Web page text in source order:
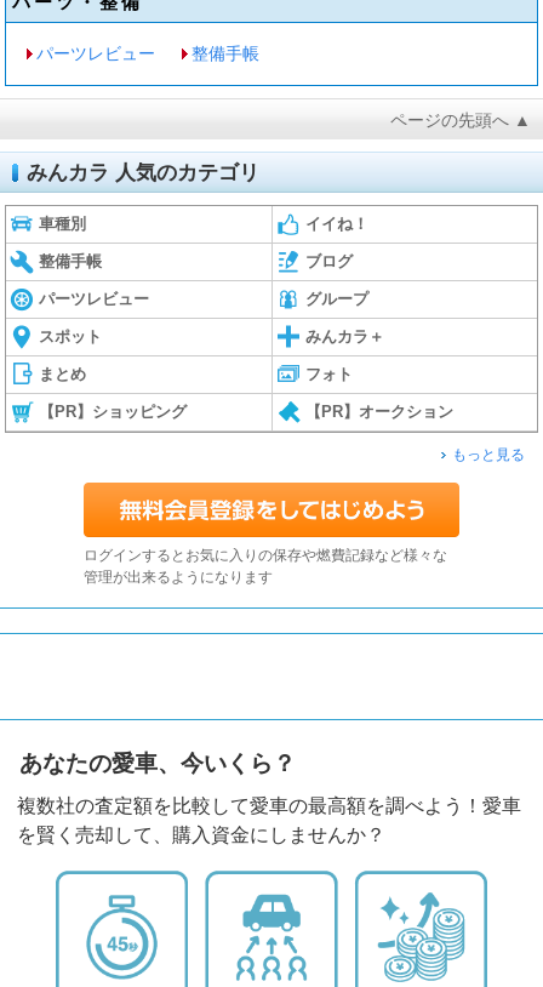
パーツレビュー 整備手帳
ページの先頭へ ▲
みんカラ 人気のカテゴリ
車種別 イイね！
整備手帳 ブログ
パーツレビュー グループ
スポット みんカラ＋
まとめ フォト
【PR】ショッピング 【PR】オークション
もっと見る
ログインするとお気に入りの保存や燃費記録など様々な
管理が出来るようになります
あなたの愛車、今いくら？
複数社の査定額を比較して愛車の最高額を調べよう！愛車
を賢く売却して、購入資金にしませんか？